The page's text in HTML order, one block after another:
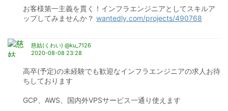
お客様第一主義を貫く！インフラエンジニアとしてスキルア
ップしてみませんか？ wantedly.com/projects/490768
慈姑(くわい) @ku_7126
2020-08-08 23:28
高卒(予定)の未経験でも歓迎なインフラエンジニアの求人お待
ちしております
GCP、AWS、国内外VPSサービス一通り使えます